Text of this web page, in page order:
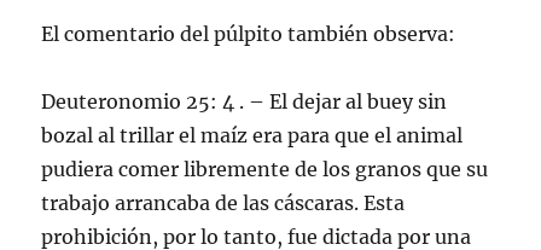
El comentario del púlpito también observa:
Deuteronomio 25: 4 . – El dejar al buey sin
bozal al trillar el maíz era para que el animal
pudiera comer libremente de los granos que su
trabajo arrancaba de las cáscaras. Esta
prohibición, por lo tanto, fue dictada por una